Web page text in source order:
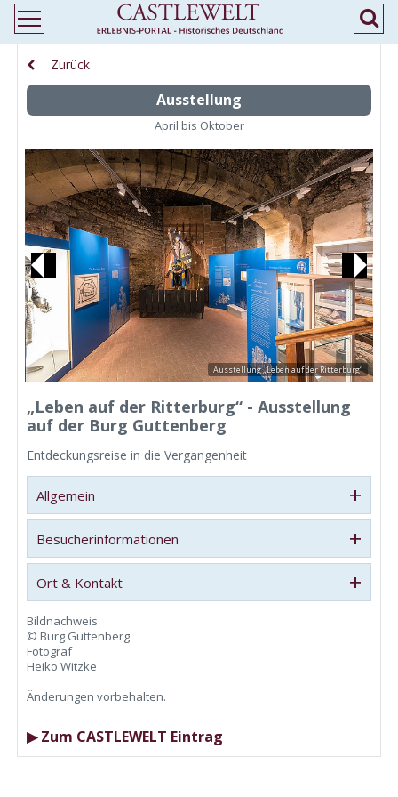
Zurück
Ausstellung
April bis Oktober
Ausstellung „Leben auf der Ritterburg“
Previous Next
„Leben auf der Ritterburg“ - Ausstellung
auf der Burg Guttenberg
Entdeckungsreise in die Vergangenheit
Allgemein +
Besucherinformationen +
Ort & Kontakt +
Bildnachweis
© Burg Guttenberg
Fotograf
Heiko Witzke
Änderungen vorbehalten.
▶ Zum CASTLEWELT Eintrag